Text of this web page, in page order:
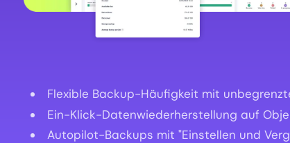
Flexible Backup-Häufigkeit mit
Ein-Klick-Datenwiederherstellung auf
Autopilot-Backups mit "Einstellen und